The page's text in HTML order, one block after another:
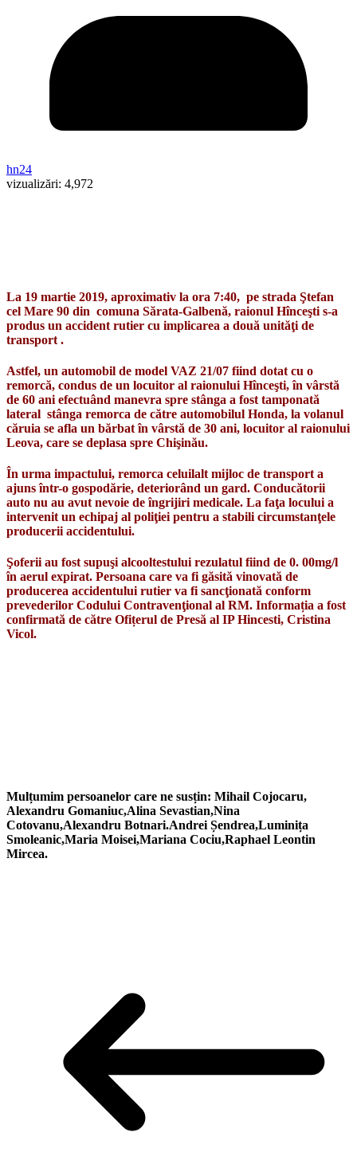
hn24
vizualizări: 4,972
La 19 martie 2019, aproximativ la ora 7:40, ​ pe strada Ştefan
cel Mare 90 din ​ comuna Sărata-Galbenă, raionul Hînceşti s-a
produs un accident rutier cu implicarea a două unităţi de
transport .
Astfel, un automobil de model VAZ 21/07 fiind dotat cu o
remorcă, condus de un locuitor al raionului Hînceşti, în vârstă
de 60 ani efectuând manevra spre stânga a fost tamponată
lateral ​ stânga remorca de către automobilul Honda, la volanul
căruia se afla un bărbat în vârstă de 30 ani, locuitor al raionului
Leova, care se deplasa spre Chişinău.
În urma impactului, remorca celuilalt mijloc de transport a
ajuns într-o gospodărie, deteriorând un gard. Conducătorii
auto nu au avut nevoie de îngrijiri medicale. La faţa locului a
intervenit un echipaj al poliţiei pentru a stabili circumstanţele
producerii accidentului.
Şoferii au fost supuşi alcooltestului rezulatul fiind de 0. 00mg/l
în aerul expirat. Persoana care va fi găsită vinovată de
producerea accidentului rutier va fi sancţionată conform
prevederilor Codului Contravenţional al RM. Informația a fost
confirmată de către Ofițerul de Presă al IP Hincesti, Cristina
Vicol.
Mulțumim persoanelor care ne susțin: Mihail Cojocaru,
Alexandru Gomaniuc,Alina Sevastian,Nina
Cotovanu,Alexandru Botnari.Andrei Șendrea,Luminița
Smoleanic,Maria Moisei,Mariana Cociu,Raphael Leontin
Mircea.